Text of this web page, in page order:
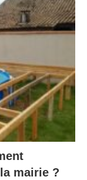
mairie ?